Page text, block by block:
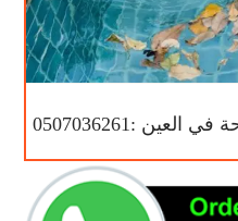
:0507036261